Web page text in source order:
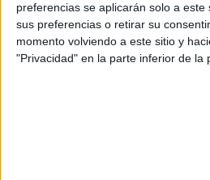
preferencias se aplicarán solo a
sus preferencias o retirar su
momento volviendo a este sitio y
"Privacidad" en la parte inferior de la
Equipo creativo: Pipo Virgos, Paco Badia, Jose
Equipo de cuentas: Natalia Cazcarra, Laura del
Responsable de producción: Victor García